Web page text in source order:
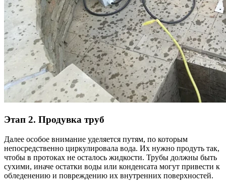
Этап 2. Продувка труб
Далее особое внимание уделяется путям, по которым
непосредственно циркулировала вода. Их нужно продуть так,
чтобы в протоках не осталось жидкости. Трубы должны быть
сухими, иначе остатки воды или конденсата могут привести к
обледенению и повреждению их внутренних поверхностей.